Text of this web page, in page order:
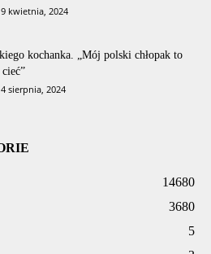
9 kwietnia, 2024
kochanka. „Mój polski chłopak to
4 sierpnia, 2024
14680
3680
5